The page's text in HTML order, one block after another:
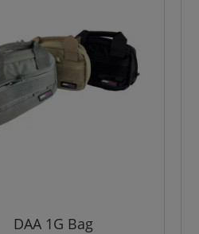
DAA 1G Bag